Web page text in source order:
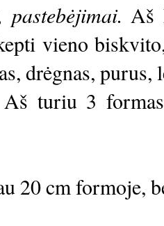
pastebėjimai.Aš
vieno
drėgnas,
turiu 3
20 cm